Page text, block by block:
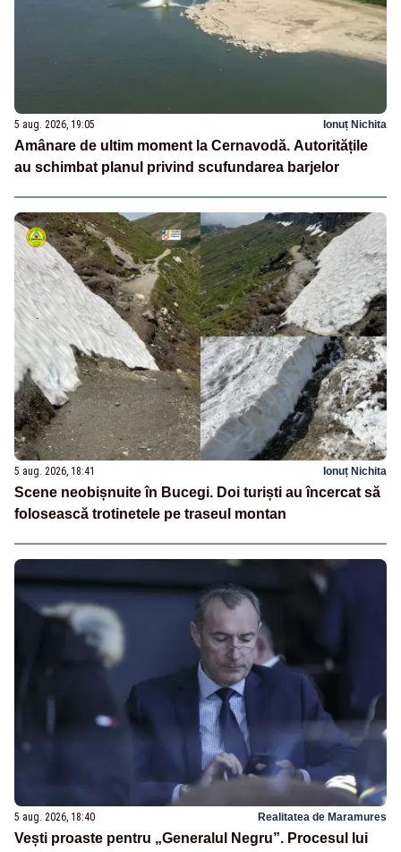
5 aug. 2026, 19:05 Ionuț Nichita
Amânare de ultim moment la Cernavodă. Autoritățile
au schimbat planul privind scufundarea barjelor
5 aug. 2026, 18:41 Ionuț Nichita
Scene neobișnuite în Bucegi. Doi turiști au încercat să
folosească trotinetele pe traseul montan
5 aug. 2026, 18:40 Realitatea de Maramures
Vești proaste pentru „Generalul Negru”. Procesul lui